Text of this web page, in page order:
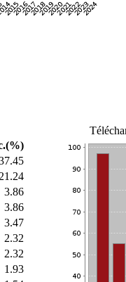
21.24
3.86
3.86
3.47
2.32
2.32
1.93